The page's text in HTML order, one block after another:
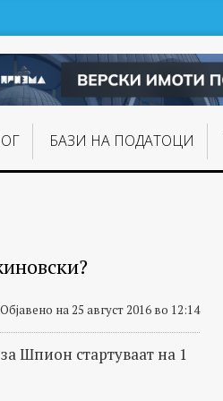
БАЗИ НА ПОДАТОЦИ
Објавено на 25 август 2016 во 12:14
Шпион стартуваат на 1